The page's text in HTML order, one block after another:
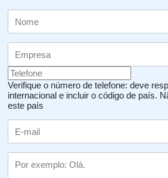
Verifique o número de telefone: deve
internacional e incluir o código de país.
este país